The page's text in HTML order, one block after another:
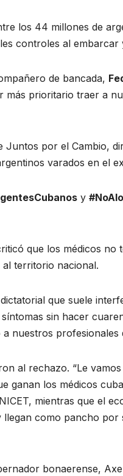
los 44 millones de
controles al embarcar
de bancada,
prioritario traer a
Juntos por el Cambio,
varados en el
y
que los médicos
al territorio nacional.
que suele
sin hacer
nuestros profesionales
al rechazo. “Le
ganan los médicos
mientras que el
como pancho por
bonaerense,